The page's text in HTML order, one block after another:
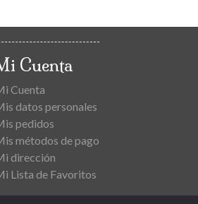
Cuenta
Cuenta
datos personales
pedidos
métodos de pago
dirección
Lista de Favoritos